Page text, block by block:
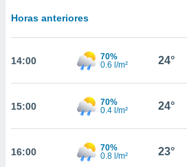
basada
permite
coste.
botón
CONTINUAR
Horas anteriores
14:00
70%
0.6 l/m²
24°
15:00
70%
0.4 l/m²
24°
16:00
70%
0.8 l/m²
23°